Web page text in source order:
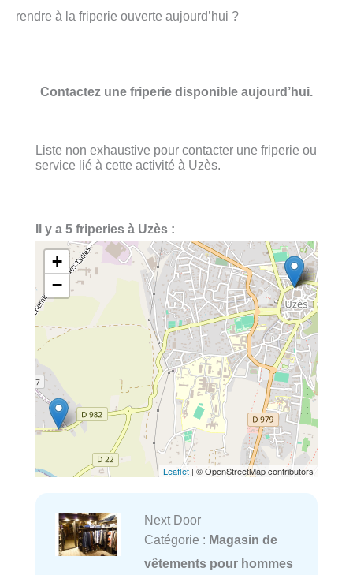
rendre à la friperie ouverte aujourd’hui ?
Contactez une friperie disponible aujourd’hui.
Liste non exhaustive pour contacter une friperie ou
service lié à cette activité à Uzès.
Il y a 5 friperies à Uzès :
+
−
Leaflet | © OpenStreetMap contributors
Next Door
Catégorie : Magasin de
vêtements pour hommes